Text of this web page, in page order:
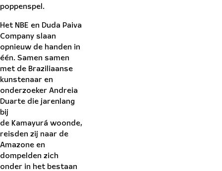
poppenspel.
Het NBE en Duda Paiva
Company slaan
opnieuw de handen in
één. Samen samen
met de Braziliaanse
kunstenaar en
onderzoeker Andreia
Duarte die jarenlang
bij
de Kamayurá woonde,
reisden zij naar de
Amazone en
dompelden zich
onder in het bestaan